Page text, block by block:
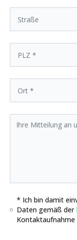
* Ich bin damit
Daten gemäß der
Kontaktaufnahme